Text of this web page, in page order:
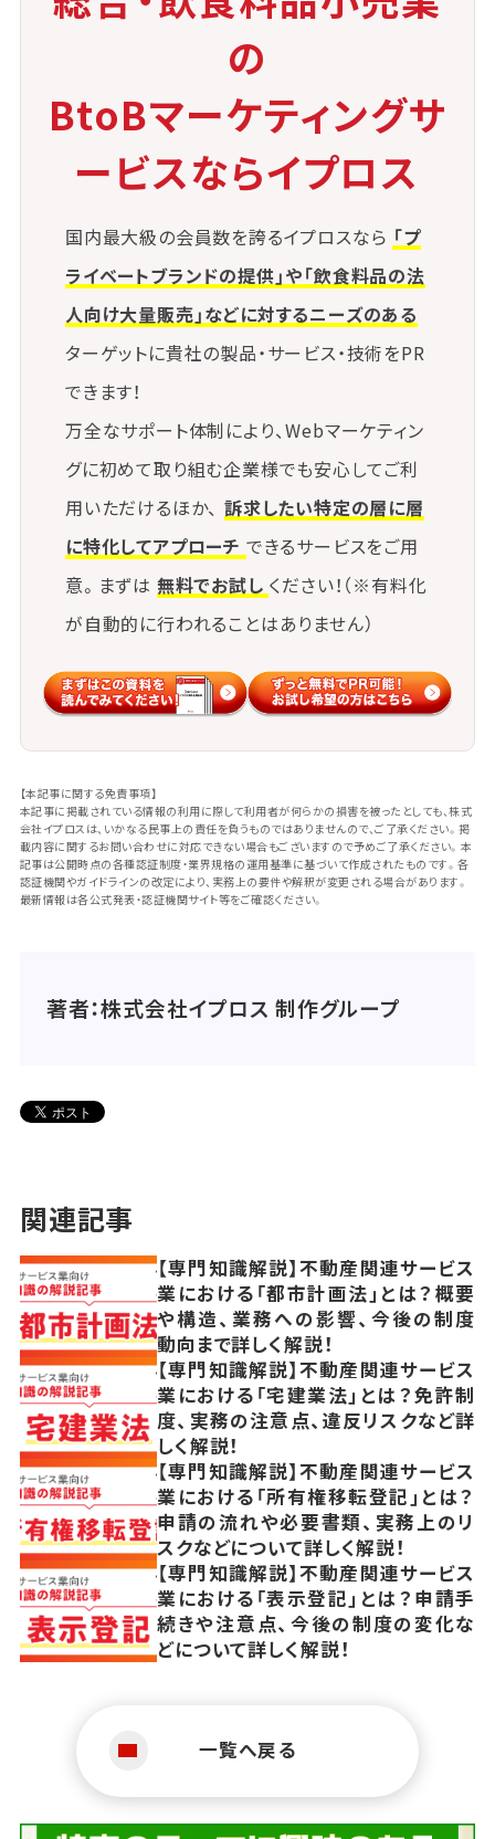
の
BtoBマーケティングサ
ービスならイプロス
国内最大級の会員数を誇るイプロスなら 「プ
ライベートブランドの提供」や「飲食料品の法
人向け大量販売」などに対するニーズのある
ターゲットに貴社の製品・サービス・技術をPR
できます！
万全なサポート体制により、Webマーケティン
グに初めて取り組む企業様でも安心してご利
用いただけるほか、 訴求したい特定の層に層
に特化してアプローチ できるサービスをご用
意。まずは 無料でお試し ください！（※有料化
が自動的に行われることはありません）
【本記事に関する免責事項】
本記事に掲載されている情報の利用に際して利用者が何らかの損害を被ったとしても、株式
会社イプロスは、いかなる民事上の責任を負うものではありませんので、ご了承ください。掲
載内容に関するお問い合わせに対応できない場合もございますので予めご了承ください。本
記事は公開時点の各種認証制度・業界規格の運用基準に基づいて作成されたものです。各
認証機関やガイドラインの改定により、実務上の要件や解釈が変更される場合があります。
最新情報は各公式発表・認証機関サイト等をご確認ください。
著者：株式会社イプロス 制作グループ
関連記事
【専門知識解説】不動産関連サービス
業における「都市計画法」とは？概要
や構造、業務への影響、今後の制度
動向まで詳しく解説！
【専門知識解説】不動産関連サービス
業における「宅建業法」とは？免許制
度、実務の注意点、違反リスクなど詳
しく解説！
【専門知識解説】不動産関連サービス
業における「所有権移転登記」とは？
申請の流れや必要書類、実務上のリ
スクなどについて詳しく解説！
【専門知識解説】不動産関連サービス
業における「表示登記」とは？申請手
続きや注意点、今後の制度の変化な
どについて詳しく解説！
一覧へ戻る